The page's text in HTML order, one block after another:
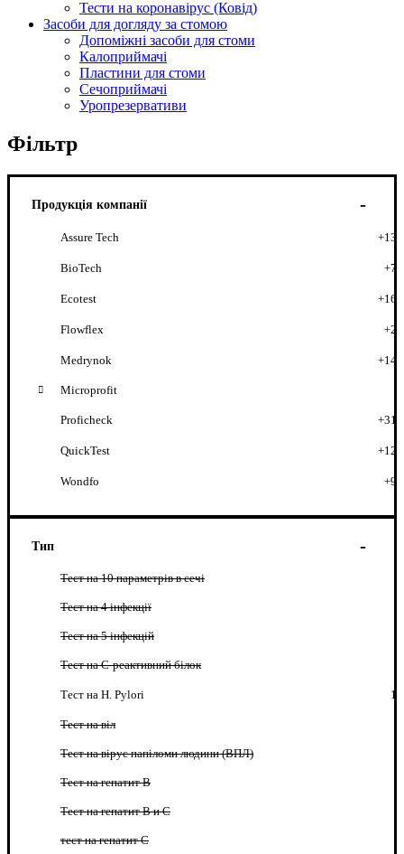
Тести на коронавірус (Ковід)
Засоби для догляду за стомою
Допоміжні засоби для стоми
Калоприймачі
Пластини для стоми
Сечоприймачі
Уропрезервативи
Фільтр
Продукція компанії
Assure Tech +13
BioTech +7
Ecotest +16
Flowflex +2
Medrynok +14
Microprofit
Proficheck +31
QuickTest +12
Wondfo +9
Тип
Тест на 10 параметрів в сечі
Тест на 4 інфекції
Тест на 5 інфекцій
Тест на C-реактивний білок
Тест на H. Pylori 1
Тест на віл
Тест на вірус папіломи людини (ВПЛ)
Тест на гепатит B
Тест на гепатит B и C
тест на гепатит C